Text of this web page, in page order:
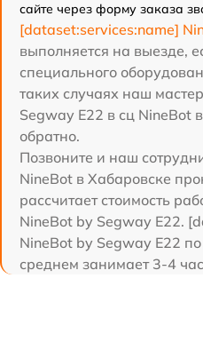
сайте через форму заказа
[dataset:services:name]
выполняется на выезде,
специального
таких случаях наш
Segway E22 в сц NineBot
обратно.
Позвоните и наш
NineBot в Хабаровске
рассчитает стоимость
NineBot by Segway E22.
NineBot by Segway E22
среднем занимает 3-4